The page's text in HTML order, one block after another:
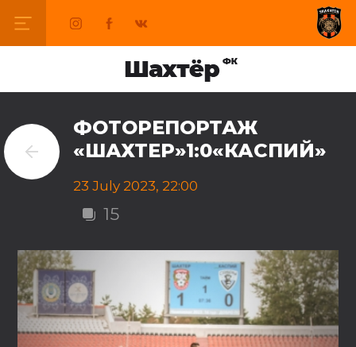
ФОТОРЕПОРТАЖ
«ШАХТЕР»1:0«КАСПИЙ»
23 July 2023, 22:00
15